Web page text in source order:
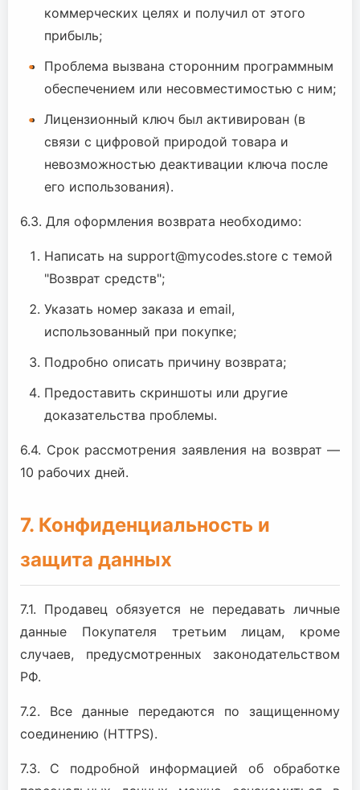
коммерческих целях и получил от этого
прибыль;
Проблема вызвана сторонним программным
обеспечением или несовместимостью с ним;
Лицензионный ключ был активирован (в
связи с цифровой природой товара и
невозможностью деактивации ключа после
его использования).
6.3. Для оформления возврата необходимо:
Написать на support@mycodes.store с темой
"Возврат средств";
Указать номер заказа и email,
использованный при покупке;
Подробно описать причину возврата;
Предоставить скриншоты или другие
доказательства проблемы.
6.4. Срок рассмотрения заявления на возврат —
10 рабочих дней.
7. Конфиденциальность и
защита данных
7.1. Продавец обязуется не передавать личные
данные Покупателя третьим лицам, кроме
случаев, предусмотренных законодательством
РФ.
7.2. Все данные передаются по защищенному
соединению (HTTPS).
7.3. С подробной информацией об обработке